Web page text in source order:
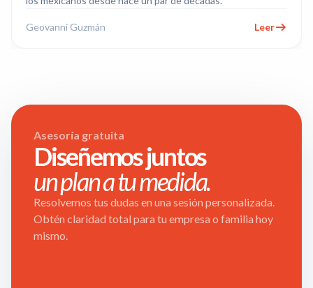
Geovanni Guzmán Leer
Asesoría gratuita
Diseñemos juntos
un plan a tu medida.
Resolvemos tus dudas en una sesión personalizada.
Obtén claridad total para tu empresa o familia hoy
mismo.